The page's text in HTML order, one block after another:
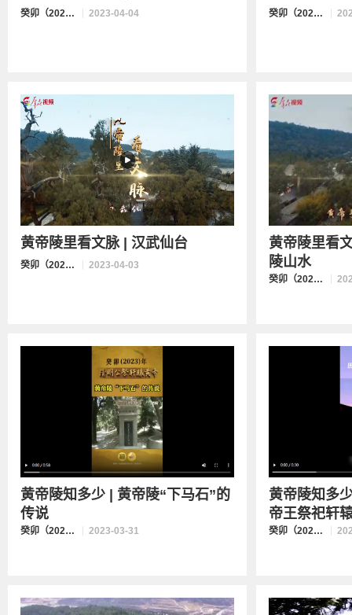
癸卯（2023）年清明公祭轩辕黄帝 2023-04-04 癸卯（2023）年清明公祭轩辕黄帝
黄帝陵里看文脉 | 汉武仙台
癸卯（2023）年清明公祭轩辕黄帝 2023-04-03
黄帝陵里看
陵山水
癸卯（2023）年清明公祭轩辕黄帝
黄帝陵知多少 | 黄帝陵“下马石”的
传说
癸卯（2023）年清明公祭轩辕黄帝 2023-03-31
黄帝陵知多
帝王祭祀轩
癸卯（2023）年清明公祭轩辕黄帝